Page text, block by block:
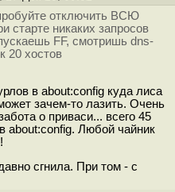
отключить ВСЮ
старте никаких запросов
FF, смотришь dns-
20 хостов
в about:config куда лиса
зачем-то лазить. Очень
о приваси... всего 45
about:config. Любой чайник
сгнила. При том - с